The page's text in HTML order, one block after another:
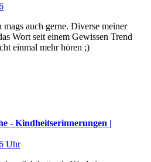
auch gerne. Diverse meiner
Wort seit einem Gewissen Trend
einmal mehr hören ;)
- Kindheitserinnerungen |
Uhr